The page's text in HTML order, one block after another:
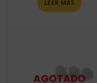
LEER MÁS